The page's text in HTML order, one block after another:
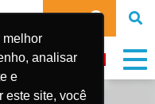
melhor
analisar
e
este site, você
DOE